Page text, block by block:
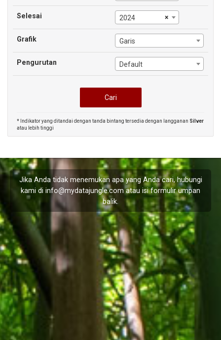
Selesai ×
2024
Grafik Garis
Pengurutan Default
* Indikator yang ditandai dengan tanda bintang tersedia dengan langganan Silver
atau lebih tinggi
Jika Anda tidak menemukan apa yang Anda cari, hubungi
kami di info@mydatajungle.comatau isi formulirumpan
balik